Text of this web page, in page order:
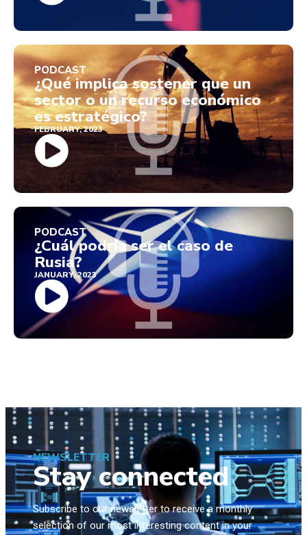
PODCAST
¿Qué implica sostener que un
sector o un recurso económico
es estratégico?
FEBRUARY, 2023
PODCAST
¿Cuál podría ser el caso de
Rusia?
JANUARY, 2023
NEWSLETTER
Stay connected
Subscribe to our newsletter to receive a monthly
selection of our most interesting content in your